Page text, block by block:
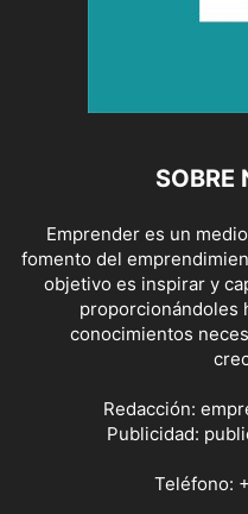
SOBRE
Emprender es un
fomento del
objetivo es inspirar y
proporcionándoles
conocimientos
Redacción:
Publicidad:
Teléfono: